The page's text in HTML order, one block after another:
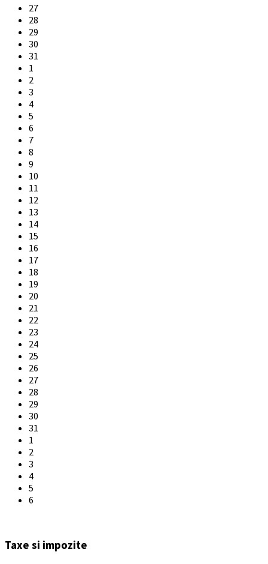
Skip
calendar
days
27
28
29
30
31
1
2
3
4
5
6
7
8
9
10
11
12
13
14
15
16
17
18
19
20
21
22
23
24
25
26
27
28
29
30
31
1
2
3
4
5
6
calendar
Taxe si impozite